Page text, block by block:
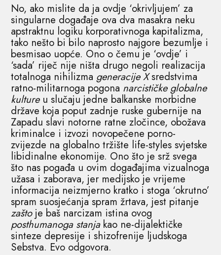
No, ako mislite da ja ovdje ‘okrivljujem’ za
singularne događaje ova dva masakra neku
apstraktnu logiku korporativnoga kapitalizma,
tako nešto bi bilo naprosto najgore bezumlje i
besmisao uopće. Ono o čemu je ‘ovdje’ i
‘sada’ riječ nije ništa drugo negoli realizacija
totalnoga nihilizmageneracije Xsredstvima
ratno-militarnoga pogona narcističke globalne
kultureu slučaju jedne balkanske morbidne
države koja poput zadnje ruske gubernije na
Zapadu slavi notorne ratne zločince, obožava
kriminalce i izvozi novopečene porno-
zvijezde na globalno tržište life-styles svjetske
libidinalne ekonomije. Ono što je srž svega
što nas pogađa u ovim događajima vizualnoga
užasa i zaborava, jer medijsko je vrijeme
informacija neizmjerno kratko i stoga ‘okrutno’
spram suosjećanja spram žrtava, jest pitanje
zašto je baš narcizam istina ovog
posthumanoga stanja kao ne-dijalektičke
sinteze depresije i shizofrenije ljudskoga
Sebstva. Evo odgovora.